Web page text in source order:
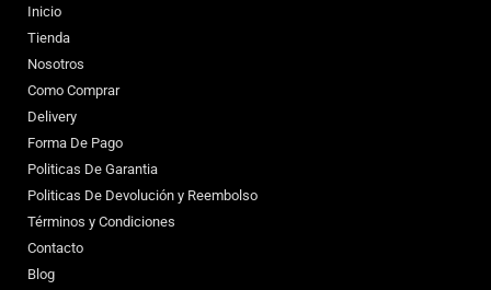
Inicio
Tienda
Nosotros
Como Comprar
Delivery
Forma De Pago
Politicas De Garantia
Politicas De Devolución y Reembolso
Términos y Condiciones
Contacto
Blog